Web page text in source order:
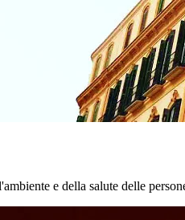
e della salute delle